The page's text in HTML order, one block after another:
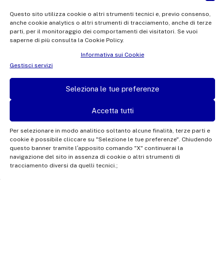
Questo sito utilizza cookie o altri strumenti tecnici e, previo consenso,
anche cookie analytics o altri strumenti di tracciamento, anche di terze
parti, per il monitoraggio dei comportamenti dei visitatori. Se vuoi
saperne di più consulta la Cookie Policy.
Informativa sui Cookie
Gestisci servizi
Seleziona le tue preferenze
Accetta tutti
Per selezionare in modo analitico soltanto alcune finalità, terze parti e
cookie è possibile cliccare su "Selezione le tue preferenze". Chiudendo
questo banner tramite l′apposito comando "X" continuerai la
navigazione del sito in assenza di cookie o altri strumenti di
tracciamento diversi da quelli tecnici.;
Modello di gestione
Whistleblowing
Approfondisci